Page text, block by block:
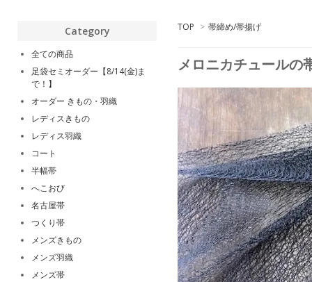
TOP > 帯締め/帯揚げ
メロニカチュールの
Category
全ての商品
足袋セミオーダー【8/14(金)ま
で！】
オーダー きもの・羽織
レディスきもの
レディス羽織
コート
半幅帯
へこおび
名古屋帯
つくり帯
メンズきもの
メンズ羽織
メンズ帯